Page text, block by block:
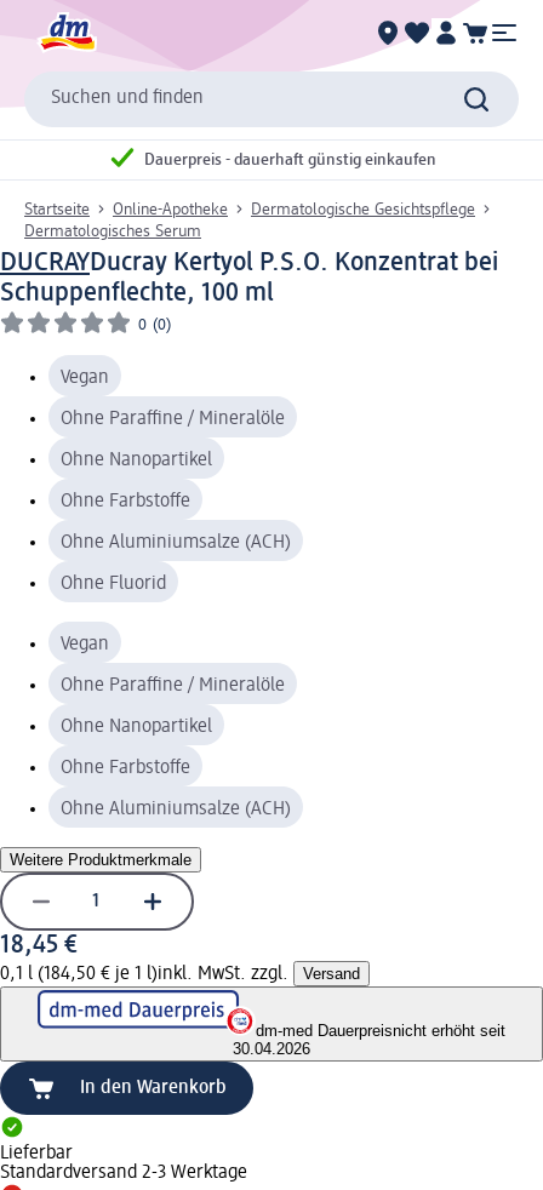
Suchen und finden
Dauerpreis - dauerhaft günstig einkaufen
Startseite Online-Apotheke
Dermatologische Gesichtspflege
Dermatologisches Serum
DUCRAYDucray Kertyol P.S.O. Konzentrat bei
Schuppenflechte, 100 ml
0 (0)
Vegan
Ohne Paraffine / Mineralöle
Ohne Nanopartikel
Ohne Farbstoffe
Ohne Aluminiumsalze (ACH)
Ohne Fluorid
Vegan
Ohne Paraffine / Mineralöle
Ohne Nanopartikel
Ohne Farbstoffe
Ohne Aluminiumsalze (ACH)
Weitere Produktmerkmale
18,45 €
0,1 l (184,50 € je 1 l)inkl. MwSt. zzgl. Versand
dm-med Dauerpreisnicht erhöht seit
30.04.2026
In den Warenkorb
Lieferbar
Standardversand 2-3 Werktage